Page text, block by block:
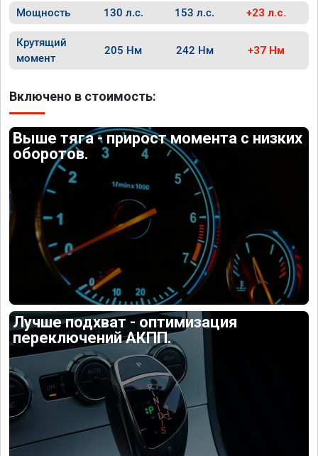
Мощность 130 л.с. 153 л.с. +23 л.с.
Крутящий
момент
205 Нм 242 Нм +37 Нм
Включено в стоимость:
Выше тяга - прирост момента с низких
оборотов.
Лучше подхват - оптимизация
переключений АКПП.